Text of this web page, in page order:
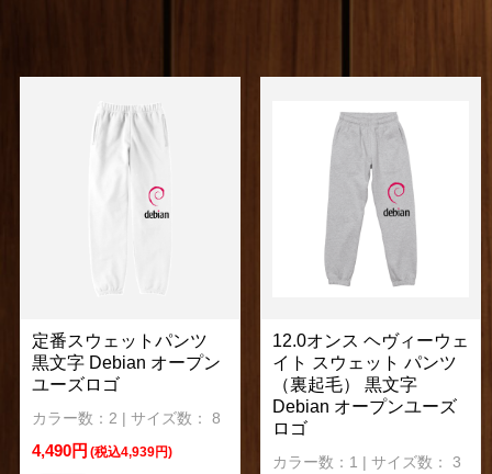
定番スウェットパンツ
黒文字 Debian オープン
ユーズロゴ
カラー数：2 | サイズ数： 8
4,490円 (税込4,939円)
12.0オンス ヘヴィーウェ
イト スウェット パンツ
（裏起毛） 黒文字
Debian オープンユーズ
ロゴ
カラー数：1 | サイズ数： 3